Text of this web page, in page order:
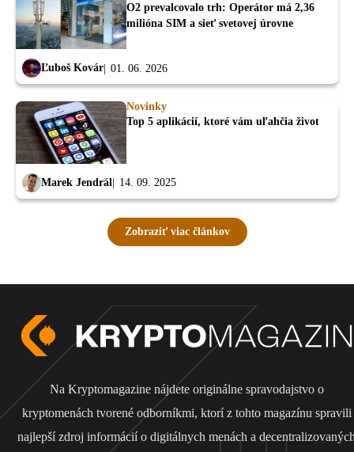
O2 prevalcovalo trh: Operátor má 2,36
milióna SIM a sieť svetovej úrovne
Ľuboš Kovár 01. 06. 2026
Novinky
Top 5 aplikácií, ktoré vám uľahčia život
Marek Jendrál 14. 09. 2025
Zobraziť viac článkov
Na Kryptomagazine nájdete originálne spravodajstvo o
kryptomenách tvorené odborníkmi, ktorí z tohto magazínu spravili
najlepší zdroj informácií o digitálnych menách a